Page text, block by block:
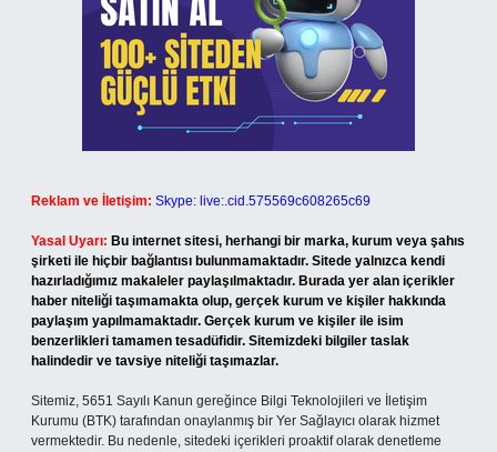
Reklam ve İletişim: Skype: live:.cid.575569c608265c69
Yasal Uyarı: Bu internet sitesi, herhangi bir marka, kurum veya şahıs
şirketi ile hiçbir bağlantısı bulunmamaktadır. Sitede yalnızca kendi
hazırladığımız makaleler paylaşılmaktadır. Burada yer alan içerikler
haber niteliği taşımamakta olup, gerçek kurum ve kişiler hakkında
paylaşım yapılmamaktadır. Gerçek kurum ve kişiler ile isim
benzerlikleri tamamen tesadüfidir. Sitemizdeki bilgiler taslak
halindedir ve tavsiye niteliği taşımazlar.
Sitemiz, 5651 Sayılı Kanun gereğince Bilgi Teknolojileri ve İletişim
Kurumu (BTK) tarafından onaylanmış bir Yer Sağlayıcı olarak hizmet
vermektedir. Bu nedenle, sitedeki içerikleri proaktif olarak denetleme